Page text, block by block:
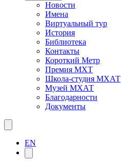
Новости
Имена
Виртуальный тур
История
Библиотека
Контакты
Короткий Метр
Премия МХТ
Школа-студия МХАТ
Музей МХАТ
Благодарности
Документы
EN